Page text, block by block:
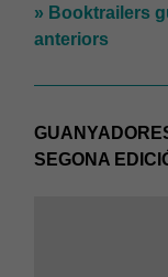
» Booktrailers
anteriors
SEGONA